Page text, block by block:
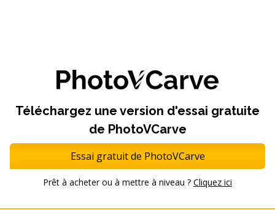
Téléchargez une version d'essai gratuite
de PhotoVCarve
Essai gratuit de PhotoVCarve
Prêt à acheter ou à mettre à niveau ? Cliquez ici